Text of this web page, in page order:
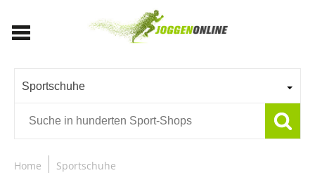
Sportschuhe
Home Sportschuhe